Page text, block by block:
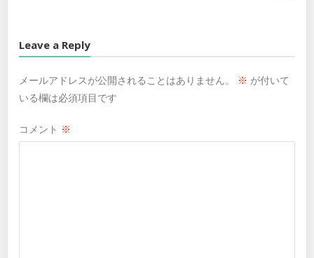
Leave a Reply
メールアドレスが公開されることはありません。 ※ が付いて
いる欄は必須項目です
コメント ※